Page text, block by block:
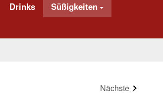
Drinks
Süßigkeiten
Nächste